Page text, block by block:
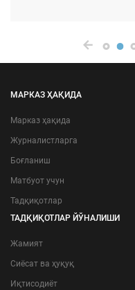
МАРКАЗ ҲАҚИДА
Марказ ҳақида
Журналистларга
Боғланиш
Матбуот учун
Тадқиқотлар
ТАДҚИҚОТЛАР ЙЎНАЛИШИ
Жамият
Сиёсат ва ҳуқуқ
Иқтисодиёт